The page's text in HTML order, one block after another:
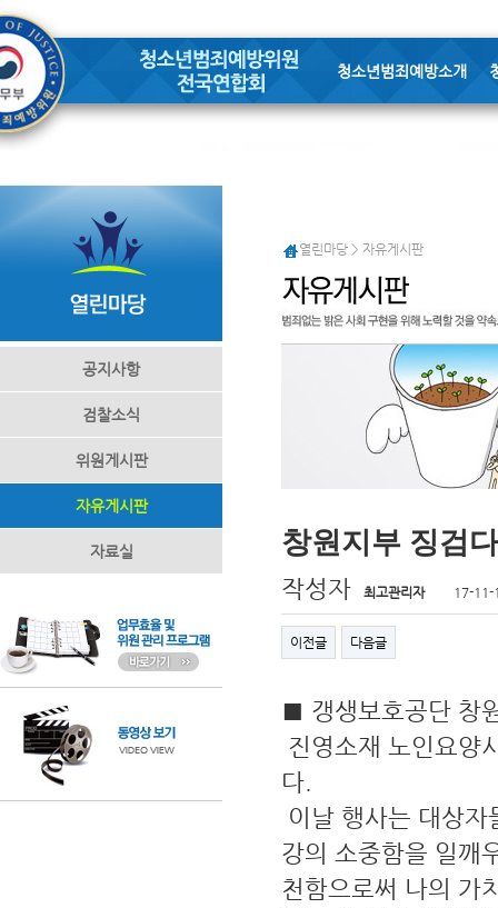
청소년범죄예방소개
공지사항
검찰소식
위원게시판
자유게시판
자료실
열린마당 > 자유게시판
창원지부 징검
작성자 최고관리자 17-11-
이전글 다음글
■ 갱생보호공단 창
진영소재 노인요양
다.
이날 행사는 대상
강의 소중함을 일깨
천함으로써 나의 가